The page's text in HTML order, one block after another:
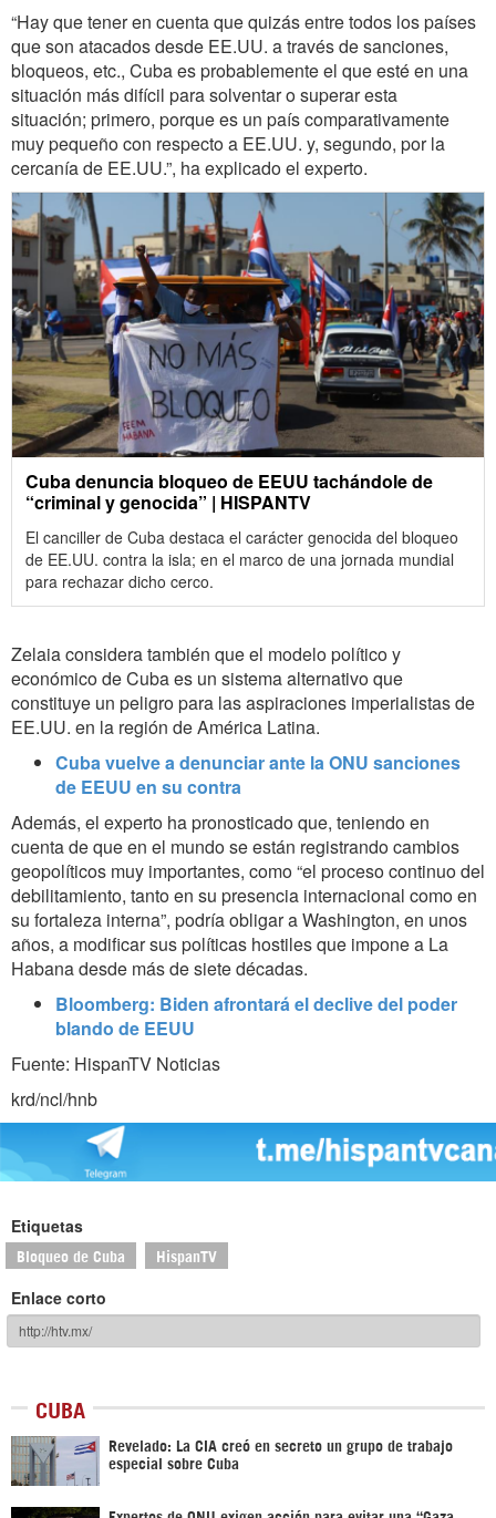
“Hay que tener en cuenta que quizás entre todos los países
que son atacados desde EE.UU. a través de sanciones,
bloqueos, etc., Cuba es probablemente el que esté en una
situación más difícil para solventar o superar esta
situación; primero, porque es un país comparativamente
muy pequeño con respecto a EE.UU. y, segundo, por la
cercanía de EE.UU.”, ha explicado el experto.
Cuba denuncia bloqueo de EEUU tachándole de
“criminal y genocida” | HISPANTV
El canciller de Cuba destaca el carácter genocida del bloqueo
de EE.UU. contra la isla; en el marco de una jornada mundial
para rechazar dicho cerco.
Zelaia considera también que el modelo político y
económico de Cuba es un sistema alternativo que
constituye un peligro para las aspiraciones imperialistas de
EE.UU. en la región de América Latina.
Cuba vuelve a denunciar ante la ONU sanciones
de EEUU en su contra
Además, el experto ha pronosticado que, teniendo en
cuenta de que en el mundo se están registrando cambios
geopolíticos muy importantes, como “el proceso continuo del
debilitamiento, tanto en su presencia internacional como en
su fortaleza interna”, podría obligar a Washington, en unos
años, a modificar sus políticas hostiles que impone a La
Habana desde más de siete décadas.
Bloomberg: Biden afrontará el declive del poder
blando de EEUU
Fuente: HispanTV Noticias
krd/ncl/hnb
Etiquetas
Bloqueo de Cuba HispanTV
Enlace corto
CUBA
Revelado: La CIA creó en secreto un grupo de trabajo
especial sobre Cuba
Expertos de ONU exigen acción para evitar una “Gaza